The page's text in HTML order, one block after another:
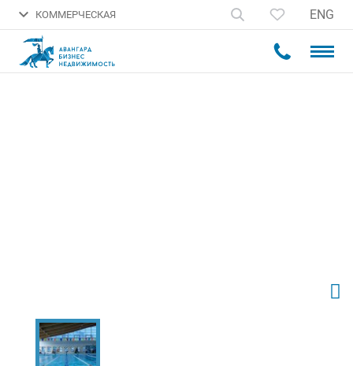
КОММЕРЧЕСКАЯ ENG